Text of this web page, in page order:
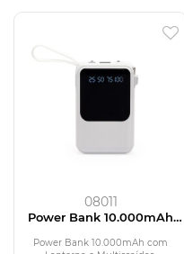
08011
Power Bank 10.000mAh
Multissaídas
Power Bank 10.000mAh com